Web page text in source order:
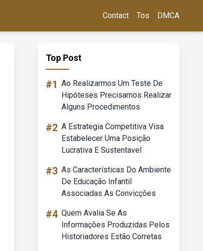
Contact Tos DMCA
Top Post
#1 Ao Realizarmos Um Teste De
Hipóteses Precisamos Realizar
Alguns Procedimentos
#2 A Estrategia Competitiva Visa
Estabelecer Uma Posição
Lucrativa E Sustentavel
#3 As Características Do Ambiente
De Educação Infantil
Associadas As Convicções
#4 Quem Avalia Se As
Informações Produzidas Pelos
Historiadores Estão Corretas